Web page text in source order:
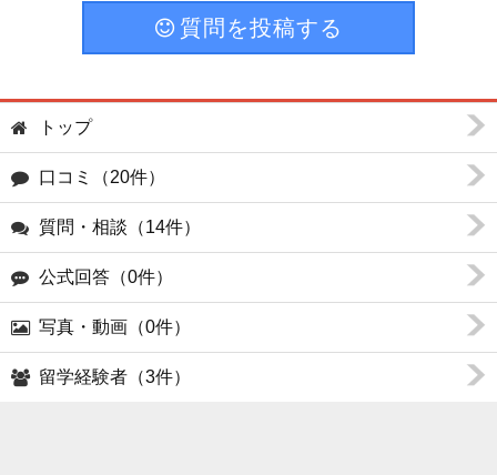
質問を投稿する
トップ
口コミ（20件）
質問・相談（14件）
公式回答（0件）
写真・動画（0件）
留学経験者（3件）